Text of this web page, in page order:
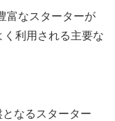
富なスターターが
利用される主要な
なるスターター